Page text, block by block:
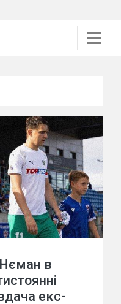
Нєман в
екс-